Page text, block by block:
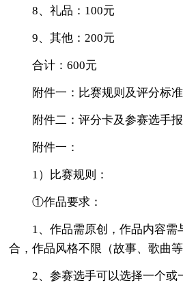
8、礼品：100元
9、其他：200元
合计：600元
附件一：比赛规则及评分标准
附件二：评分卡及参赛选手
附件一：
1）比赛规则：
①作品要求：
1、作品需原创，作品内容需
合，作品风格不限（故事、歌曲等
2、参赛选手可以选择一个或